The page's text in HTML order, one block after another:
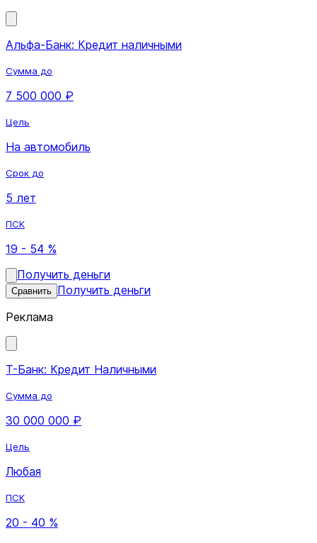
Альфа-Банк: Кредит наличными
Сумма до
7 500 000 ₽
Цель
На автомобиль
Срок до
5 лет
ПСК
19 - 54 %
Получить деньги
Сравнить Получить деньги
Реклама
Т-Банк: Кредит Наличными
Сумма до
30 000 000 ₽
Цель
Любая
ПСК
20 - 40 %